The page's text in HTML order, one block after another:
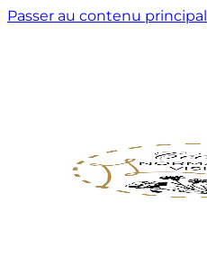
Passer au contenu principal